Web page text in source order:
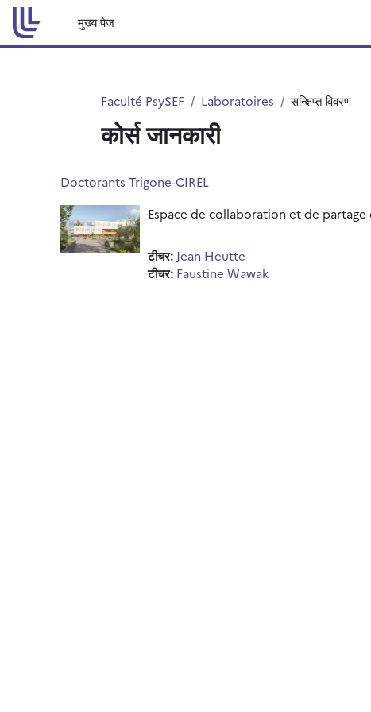
छोड़ कर मुख्य सामग्री पर जाएं
मुख्य पेज
Faculté PsySEF Laboratoires सन्क्षिप्त विवरण
कोर्स जानकारी
Doctorants Trigone-CIREL
Espace de collaboration et de
टीचर: Jean Heutte
टीचर: Faustine Wawak